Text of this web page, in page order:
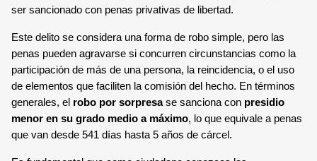
ser sancionado con penas privativas de libertad.
Este delito se considera una forma de robo simple, pero las
penas pueden agravarse si concurren circunstancias como la
participación de más de una persona, la reincidencia, o el uso
de elementos que faciliten la comisión del hecho. En términos
generales, el robo por sorpresase sanciona con presidio
menor en su grado medio a máximo, lo que equivale a penas
que van desde 541 días hasta 5 años de cárcel.